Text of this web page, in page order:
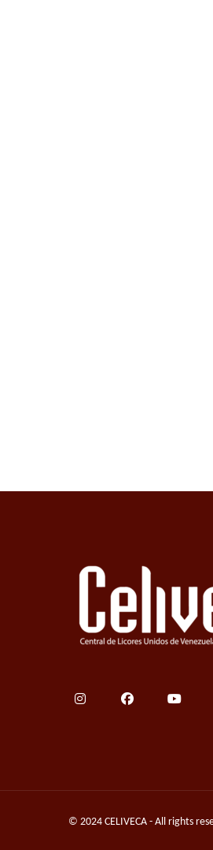
© 2024 CELIVECA - All rights